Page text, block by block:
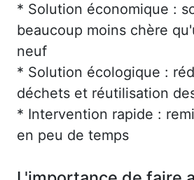
* Solution économique :
beaucoup moins chère
neuf
* Solution écologique :
déchets et réutilisation
* Intervention rapide :
en peu de temps